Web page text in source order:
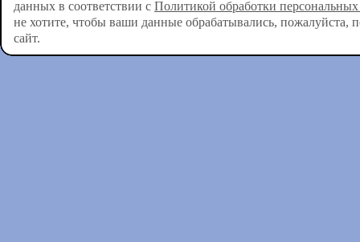
данных в соответствии с Политикой обработки
не хотите, чтобы ваши данные обрабатывались, пожалуйста,
сайт.